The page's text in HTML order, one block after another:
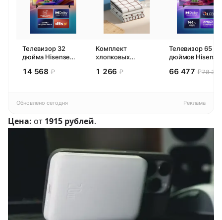
Телевизор 32
дюйма Hisense
Смарт ТВ HD
14 568 ₽
Комплект
хлопковых
полотенец 4 шт,
1 266₽
Телевизор 65
дюймов Hisense
(2026) Смарт ТВ
66 477 ₽78
Обновлено сегодня Реклама
Цена: от 1915 рублей.